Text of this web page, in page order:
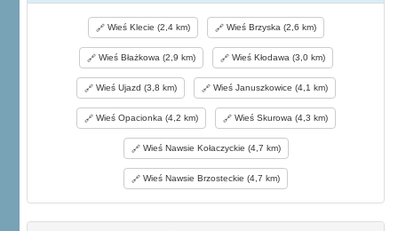
Wieś Klecie (2,4 km) Wieś Brzyska (2,6 km)
Wieś Błażkowa (2,9 km) Wieś Kłodawa (3,0 km)
Wieś Ujazd (3,8 km) Wieś Januszkowice (4,1 km)
Wieś Opacionka (4,2 km) Wieś Skurowa (4,3 km)
Wieś Nawsie Kołaczyckie (4,7 km)
Wieś Nawsie Brzosteckie (4,7 km)